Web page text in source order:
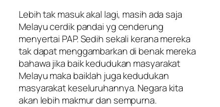
Lebih tak masuk akal lagi, masih ada saja
Melayu cerdik pandai yg cenderung
menyertai PAP. Sedih sekali kerana mereka
tak dapat menggambarkan di benak mereka
bahawa jika baik kedudukan masyarakat
Melayu maka baiklah juga kedudukan
masyarakat keseluruhannya. Negara kita
akan lebih makmur dan sempurna.